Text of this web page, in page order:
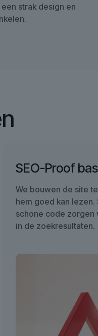
strak design en
SEO-Proof
We bouwen de site
hem goed kan lezen.
schone code zorgen
in de zoekresultaten.